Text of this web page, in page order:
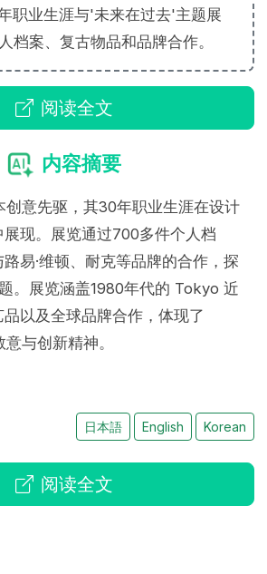
职业生涯与'未来在过去'主题展
档案、复古物品和品牌合作。
阅读全文
内容摘要
创意先驱，其30年职业生涯在设计
现。展览通过700多件个人档
易·维顿、耐克等品牌的合作，探
。展览涵盖1980年代的 Tokyo 近
以及全球品牌合作，体现了
与创新精神。
日本語 English Korean
阅读全文